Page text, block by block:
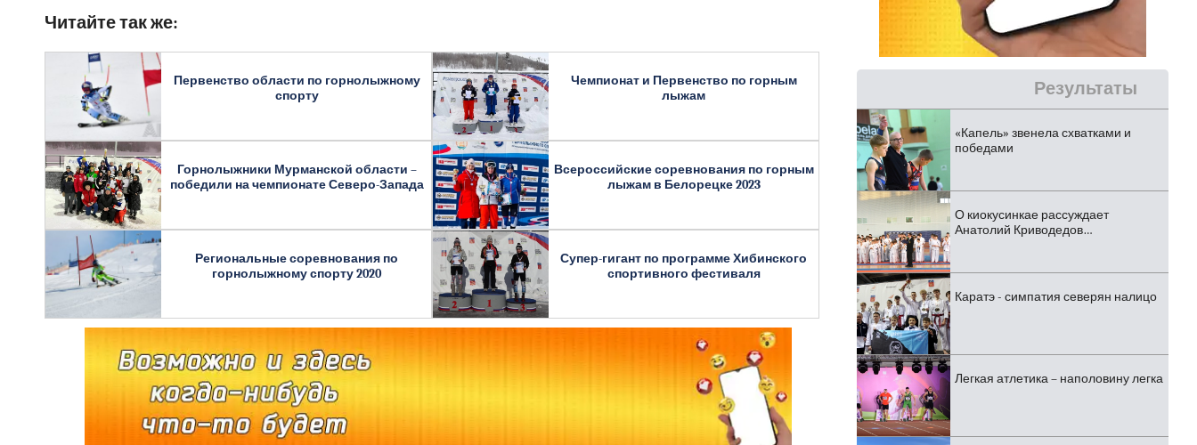
Читайте так же:
Первенство области по горнолыжному
спорту
Чемпионат и Первенство по горным
лыжам
Горнолыжники Мурманской области –
победили на чемпионате Северо-Запада
Всероссийские соревнования по горным
лыжам в Белорецке 2023
Региональные соревнования по
горнолыжному спорту 2020
Супер-гигант по программе Хибинского
спортивного фестиваля
Результаты
«Капель» звенела схватками и
победами
О киокусинкае рассуждает
Анатолий Криводедов…
Каратэ - симпатия северян налицо
Легкая атлетика – наполовину легка